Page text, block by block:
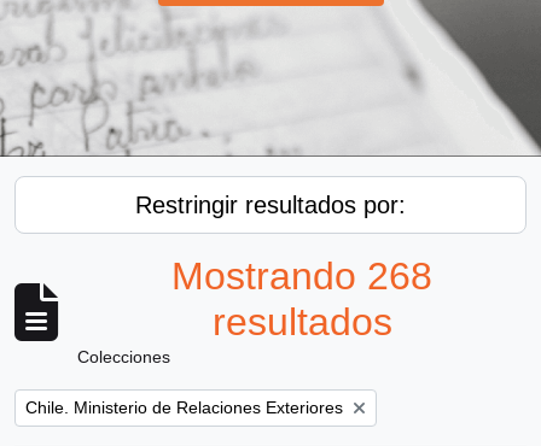
Restringir resultados por:
Mostrando 268
resultados
Colecciones
Remove filter:
Chile. Ministerio de Relaciones Exteriores